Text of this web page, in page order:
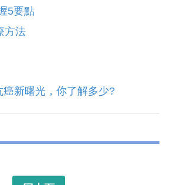
5要點
方法
癌新曙光，你了解多少?